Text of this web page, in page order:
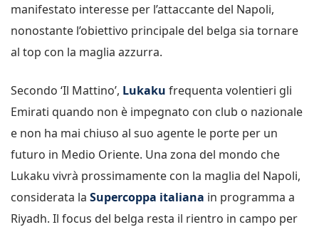
manifestato interesse per l’attaccante del Napoli,
nonostante l’obiettivo principale del belga sia tornare
al top con la maglia azzurra.
Secondo ‘Il Mattino’, Lukaku frequenta volentieri gli
Emirati quando non è impegnato con club o nazionale
e non ha mai chiuso al suo agente le porte per un
futuro in Medio Oriente. Una zona del mondo che
Lukaku vivrà prossimamente con la maglia del Napoli,
considerata la Supercoppa italiana in programma a
Riyadh. Il focus del belga resta il rientro in campo per